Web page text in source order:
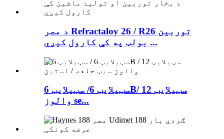
د مصر Refractaloy 26 / R26 توربین
بولټ په کې کارول کیږي ...
سټیلایټ 6/ سټیلایټ 6B/ سټیلایټ 12
والوز se...